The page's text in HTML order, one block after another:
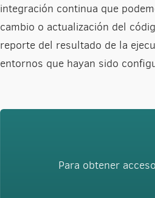
integración continua que
cambio o actualización del
reporte del resultado de la
entornos que hayan sido
Para obtener